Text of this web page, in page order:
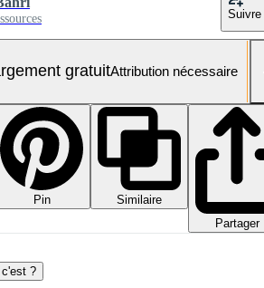
Suivre
gratuitAttribution nécessaire
Pin
Similaire
Partager
?